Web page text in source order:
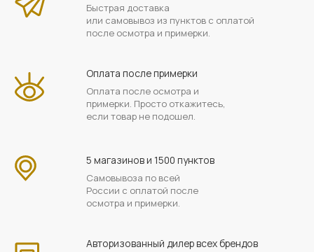
Быстрая доставка
или самовывоз из пунктов с оплатой
после осмотра и примерки.
Оплата после примерки
Оплата после осмотра и
примерки. Просто откажитесь,
если товар не подошел.
5 магазинов и 1500 пунктов
Самовывоза по всей
России с оплатой после
осмотра и примерки.
Авторизованный дилер всех брендов